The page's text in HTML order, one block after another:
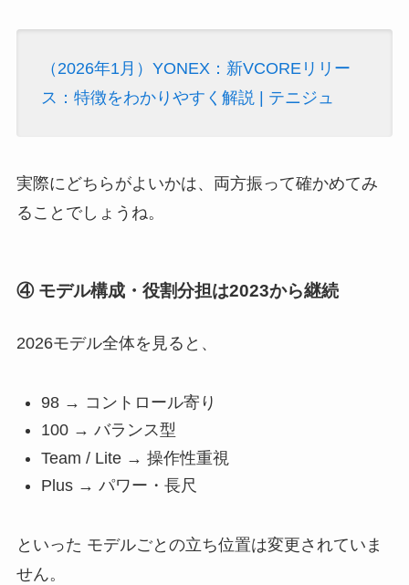
（2026年1月）YONEX：新VCOREリリー
ス：特徴をわかりやすく解説 | テニジュ
実際にどちらがよいかは、両方振って確かめてみ
ることでしょうね。
④ モデル構成・役割分担は2023から継続
2026モデル全体を見ると、
98 → コントロール寄り
100 → バランス型
Team / Lite → 操作性重視
Plus → パワー・長尺
といった モデルごとの立ち位置は変更されていま
せん。